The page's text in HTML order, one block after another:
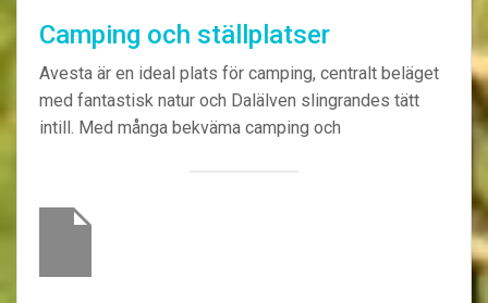
Camping och ställplatser
Avesta är en ideal plats för camping, centralt beläget
med fantastisk natur och Dalälven slingrandes tätt
intill. Med många bekväma camping och